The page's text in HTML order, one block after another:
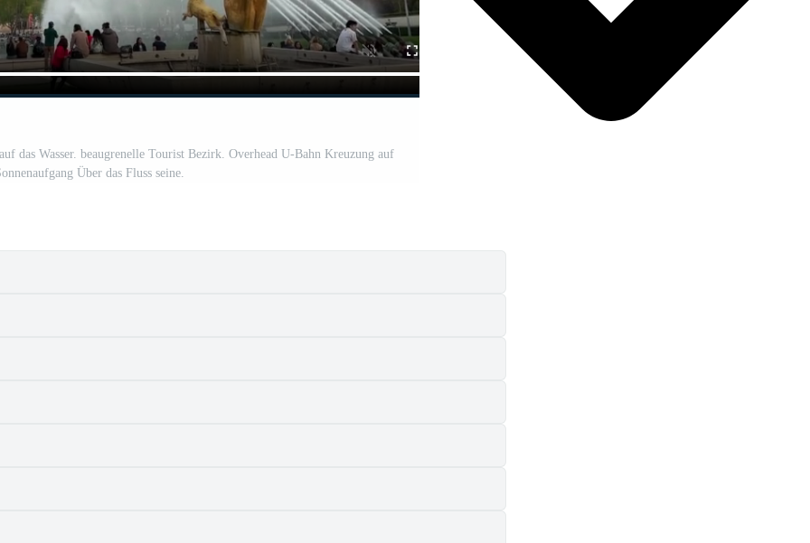
das Wasser. beaugrenelle Tourist Bezirk. Overhead U-Bahn Kreuzung auf
Über das Fluss seine.